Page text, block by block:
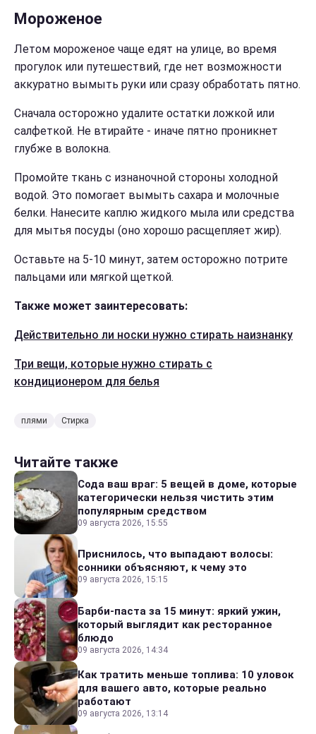
Мороженое
Летом мороженое чаще едят на улице, во время
прогулок или путешествий, где нет возможности
аккуратно вымыть руки или сразу обработать пятно.
Сначала осторожно удалите остатки ложкой или
салфеткой. Не втирайте - иначе пятно проникнет
глубже в волокна.
Промойте ткань с изнаночной стороны холодной
водой. Это помогает вымыть сахара и молочные
белки. Нанесите каплю жидкого мыла или средства
для мытья посуды (оно хорошо расщепляет жир).
Оставьте на 5-10 минут, затем осторожно потрите
пальцами или мягкой щеткой.
Также может заинтересовать:
Действительно ли носки нужно стирать наизнанку
Три вещи, которые нужно стирать с
кондиционером для белья
плями Стирка
Читайте также
Сода ваш враг: 5 вещей в доме, которые
категорически нельзя чистить этим
популярным средством
09 августа 2026, 15:55
Приснилось, что выпадают волосы:
сонники объясняют, к чему это
09 августа 2026, 15:15
Барби-паста за 15 минут: яркий ужин,
который выглядит как ресторанное
блюдо
09 августа 2026, 14:34
Как тратить меньше топлива: 10 уловок
для вашего авто, которые реально
работают
09 августа 2026, 13:14